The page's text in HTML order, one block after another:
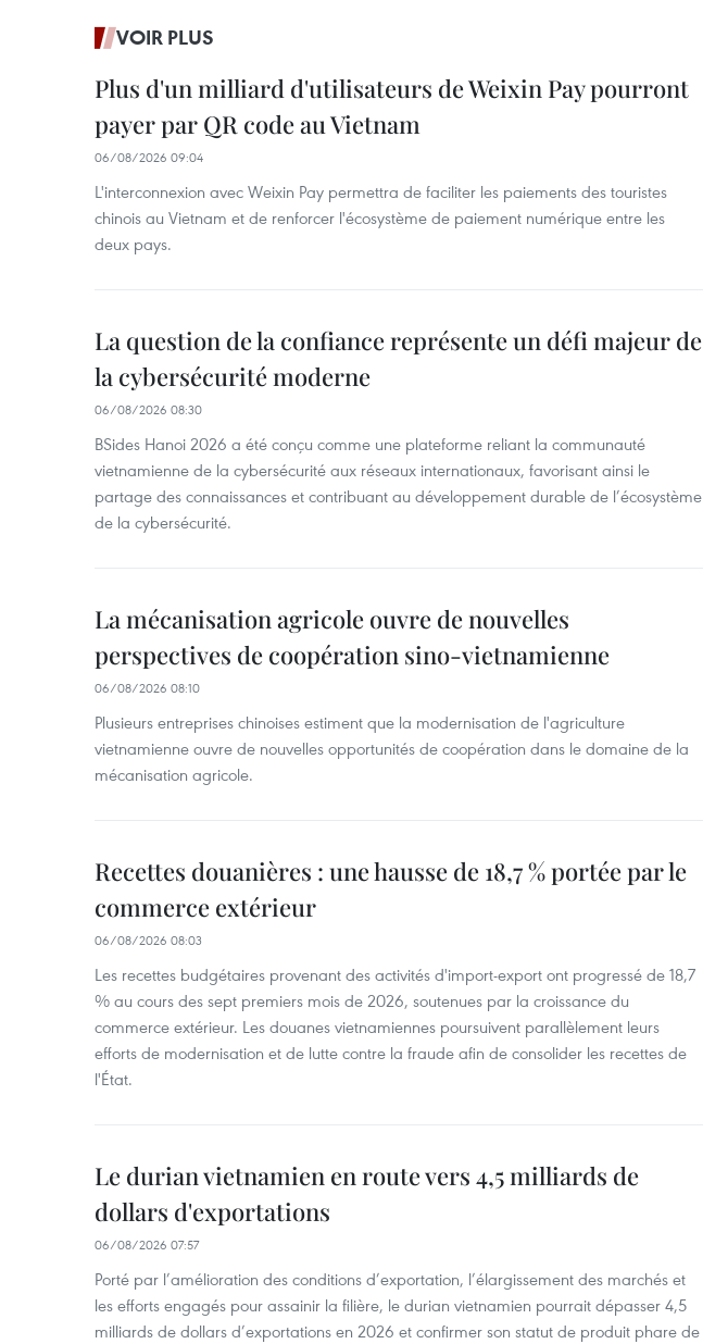
VOIR PLUS
Plus d'un milliard d'utilisateurs de Weixin Pay pourront
payer par QR code au Vietnam
06/08/2026 09:04
L'interconnexion avec Weixin Pay permettra de faciliter les paiements des touristes
chinois au Vietnam et de renforcer l'écosystème de paiement numérique entre les
deux pays.
La question de la confiance représente un défi majeur de
la cybersécurité moderne
06/08/2026 08:30
BSides Hanoi 2026 a été conçu comme une plateforme reliant la communauté
vietnamienne de la cybersécurité aux réseaux internationaux, favorisant ainsi le
partage des connaissances et contribuant au développement durable de l’écosystème
de la cybersécurité.
La mécanisation agricole ouvre de nouvelles
perspectives de coopération sino-vietnamienne
06/08/2026 08:10
Plusieurs entreprises chinoises estiment que la modernisation de l'agriculture
vietnamienne ouvre de nouvelles opportunités de coopération dans le domaine de la
mécanisation agricole.
Recettes douanières : une hausse de 18,7 % portée par le
commerce extérieur
06/08/2026 08:03
Les recettes budgétaires provenant des activités d'import-export ont progressé de 18,7
% au cours des sept premiers mois de 2026, soutenues par la croissance du
commerce extérieur. Les douanes vietnamiennes poursuivent parallèlement leurs
efforts de modernisation et de lutte contre la fraude afin de consolider les recettes de
l'État.
Le durian vietnamien en route vers 4,5 milliards de
dollars d'exportations
06/08/2026 07:57
Porté par l’amélioration des conditions d’exportation, l’élargissement des marchés et
les efforts engagés pour assainir la filière, le durian vietnamien pourrait dépasser 4,5
milliards de dollars d’exportations en 2026 et confirmer son statut de produit phare de